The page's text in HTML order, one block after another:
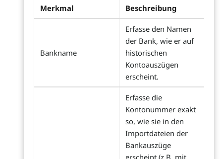
Merkmal Beschreibung
Bankname
Erfasse den Namen
der Bank, wie er auf
historischen
Kontoauszügen
erscheint.
Erfasse die
Kontonummer exakt
so, wie sie in den
Importdateien der
Bankauszüge
erscheint (z.B. mit